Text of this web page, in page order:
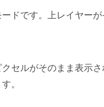
ドです。上レイヤーが
セルがそのまま表示
。